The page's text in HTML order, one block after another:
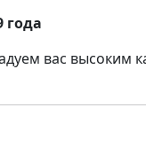
года
вас высоким